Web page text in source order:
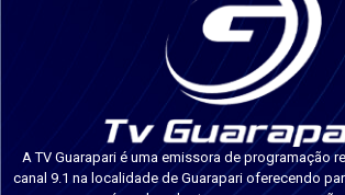
A TV Guarapari é uma emissora de programação
canal 9.1 na localidade de Guarapari oferecendo